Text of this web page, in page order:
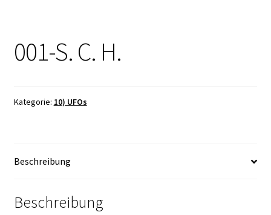
001-S. C. H.
Kategorie: 10) UFOs
Beschreibung
Beschreibung